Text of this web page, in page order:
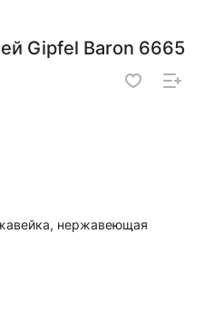
Gipfel Baron 6665
нержавеющая